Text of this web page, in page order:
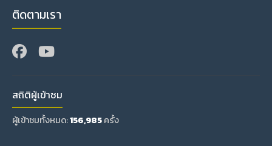
ติดตามเรา
สถิติผู้เข้าชม
ผู้เข้าชมทั้งหมด:156,985ครั้ง